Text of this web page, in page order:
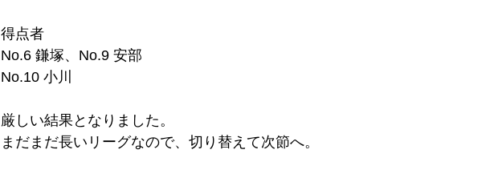
得点者
No.6 鎌塚、No.9 安部
No.10 小川
厳しい結果となりました。
まだまだ長いリーグなので、切り替えて次節へ。